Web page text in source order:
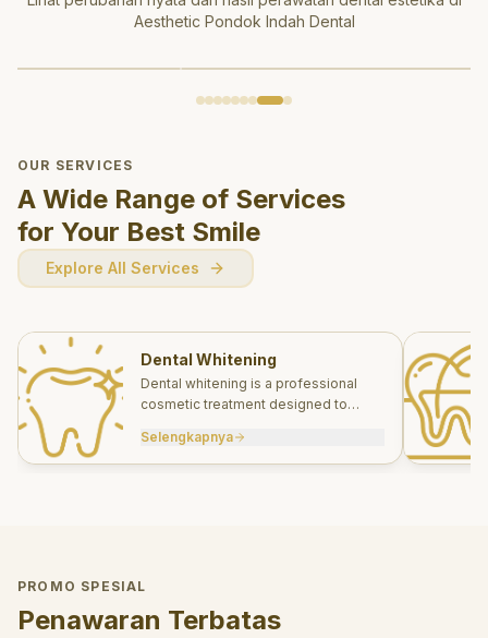
Aesthetic Pondok Indah Dental
OUR SERVICES
A Wide Range of Services
for Your Best Smile
Explore All Services
Dental Whitening
Dental whitening is a professional
cosmetic treatment designed to
effectively.
Selengkapnya
PROMO SPESIAL
Penawaran Terbatas